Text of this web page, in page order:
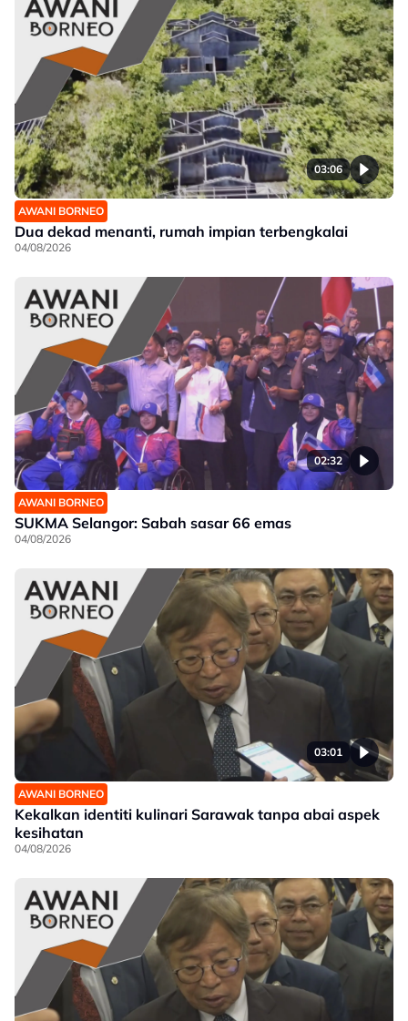
03:06
AWANI BORNEO
Dua dekad menanti, rumah impian terbengkalai
04/08/2026
02:32
AWANI BORNEO
SUKMA Selangor: Sabah sasar 66 emas
04/08/2026
03:01
AWANI BORNEO
Kekalkan identiti kulinari Sarawak tanpa abai aspek
kesihatan
04/08/2026